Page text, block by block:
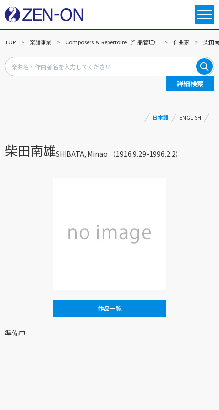
TOP 楽譜事業 Composers ＆ Repertoire（作品管理） 作曲家 柴田
詳細検索
日本語 ENGLISH
柴田南雄SHIBATA, Minao （1916.9.29-1996.2.2）
作品一覧
準備中